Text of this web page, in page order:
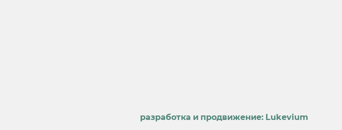
разработка и продвижение: Lukevium